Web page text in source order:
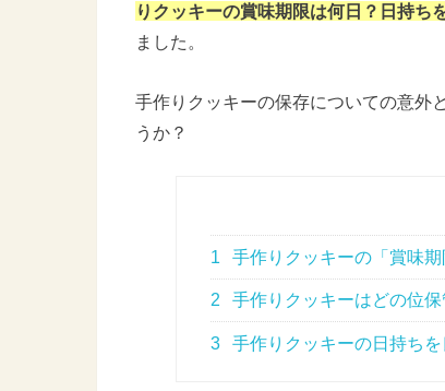
りクッキーの賞味期限は何日？日持ち
ました。
手作りクッキーの保存についての意外
うか？
1 手作りクッキーの「賞味
2 手作りクッキーはどの位
3 手作りクッキーの日持ち